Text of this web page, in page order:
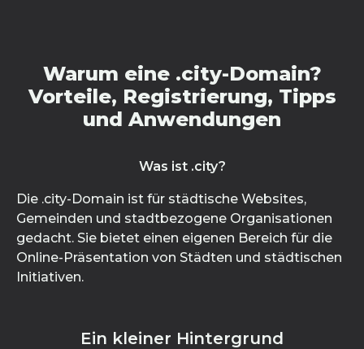
Warum eine .city-Domain?
Vorteile, Registrierung, Tipps
und Anwendungen
Was ist .city?
Die .city-Domain ist für städtische Websites,
Gemeinden und stadtbezogene Organisationen
gedacht. Sie bietet einen eigenen Bereich für die
Online-Präsentation von Städten und städtischen
Initiativen.
Ein kleiner Hintergrund